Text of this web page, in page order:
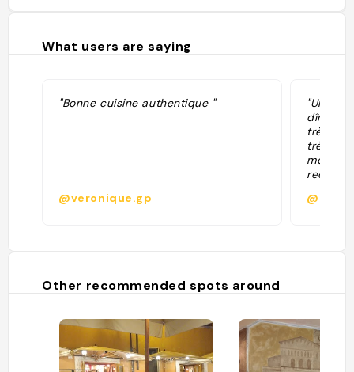
What users are saying
"Bonne cuisine authentique "
@veronique.gp
"Un des
dîner à
très
très
monde
@
Other recommended spots around